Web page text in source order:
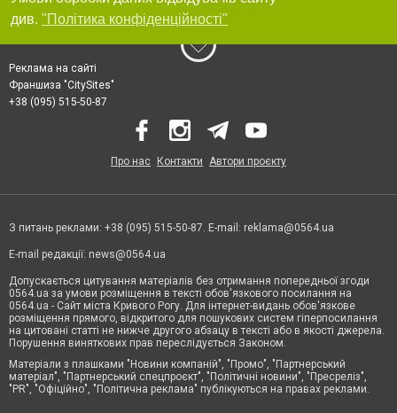
див. "Політика конфіденційності"
Реклама на сайті
Франшиза "CitySites"
+38 (095) 515-50-87
Про нас Контакти Автори проєкту
З питань реклами: +38 (095) 515-50-87. E-mail: reklama@0564.ua
E-mail редакції: news@0564.ua
Допускається цитування матеріалів без отримання попередньої згоди
0564.ua за умови розміщення в тексті обов'язкового посилання на
0564.ua - Сайт міста Кривого Рогу. Для інтернет-видань обов'язкове
розміщення прямого, відкритого для пошукових систем гіперпосилання
на цитовані статті не нижче другого абзацу в тексті або в якості джерела.
Порушення виняткових прав переслідується Законом.
Матеріали з плашками "Новини компаній", "Промо", "Партнерський
матеріал", "Партнерський спецпроєкт", "Політичні новини", "Пресреліз",
"PR", "Офіційно", "Політична реклама" публікуються на правах реклами.